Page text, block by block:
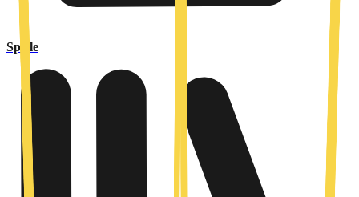
Spiele